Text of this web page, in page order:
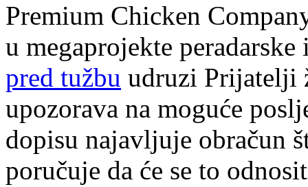
Premium Chicken
u megaprojekte
pred tužbu udruzi Prijatelji
upozorava na moguće
dopisu najavljuje obračun
poručuje da će se to